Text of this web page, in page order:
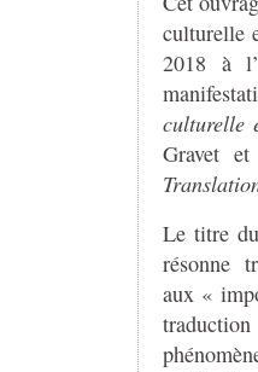
culturelle
2018 à
culturelle
Gravet
Le titre
résonne
aux «